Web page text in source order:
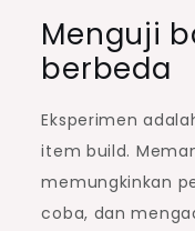
Menguji
berbeda
Eksperimen
item build.
memungkinkan
coba, dan